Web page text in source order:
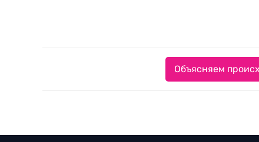
Объясняем